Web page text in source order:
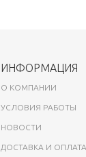
ИНФОРМАЦИЯ
О КОМПАНИИ
УСЛОВИЯ РАБОТЫ
НОВОСТИ
ДОСТАВКА И ОПЛАТА